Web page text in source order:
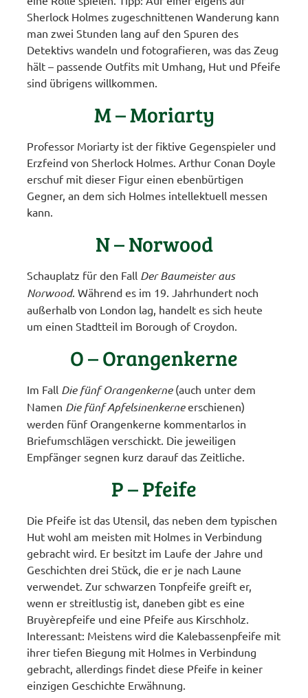
Sherlock Holmes zugeschnittenen Wanderung kann
man zwei Stunden lang auf den Spuren des
Detektivs wandeln und fotografieren, was das Zeug
hält – passende Outfits mit Umhang, Hut und Pfeife
sind übrigens willkommen.
M – Moriarty
Professor Moriarty ist der fiktive Gegenspieler und
Erzfeind von Sherlock Holmes. Arthur Conan Doyle
erschuf mit dieser Figur einen ebenbürtigen
Gegner, an dem sich Holmes intellektuell messen
kann.
N – Norwood
Schauplatz für den Fall Der Baumeister aus
Norwood. Während es im 19. Jahrhundert noch
außerhalb von London lag, handelt es sich heute
um einen Stadtteil im Borough of Croydon.
O – Orangenkerne
Im Fall Die fünf Orangenkerne(auch unter dem
Namen Die fünf Apfelsinenkerneerschienen)
werden fünf Orangenkerne kommentarlos in
Briefumschlägen verschickt. Die jeweiligen
Empfänger segnen kurz darauf das Zeitliche.
P – Pfeife
Die Pfeife ist das Utensil, das neben dem typischen
Hut wohl am meisten mit Holmes in Verbindung
gebracht wird. Er besitzt im Laufe der Jahre und
Geschichten drei Stück, die er je nach Laune
verwendet. Zur schwarzen Tonpfeife greift er,
wenn er streitlustig ist, daneben gibt es eine
Bruyèrepfeife und eine Pfeife aus Kirschholz.
Interessant: Meistens wird die Kalebassenpfeife mit
ihrer tiefen Biegung mit Holmes in Verbindung
gebracht, allerdings findet diese Pfeife in keiner
einzigen Geschichte Erwähnung.